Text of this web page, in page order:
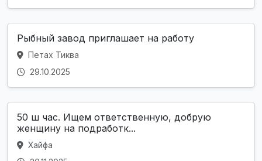
Рыбный завод приглашает на работу
Петах Тиква
29.10.2025
50 ш час. Ищем ответственную, добрую
женщину на подработк...
Хайфа